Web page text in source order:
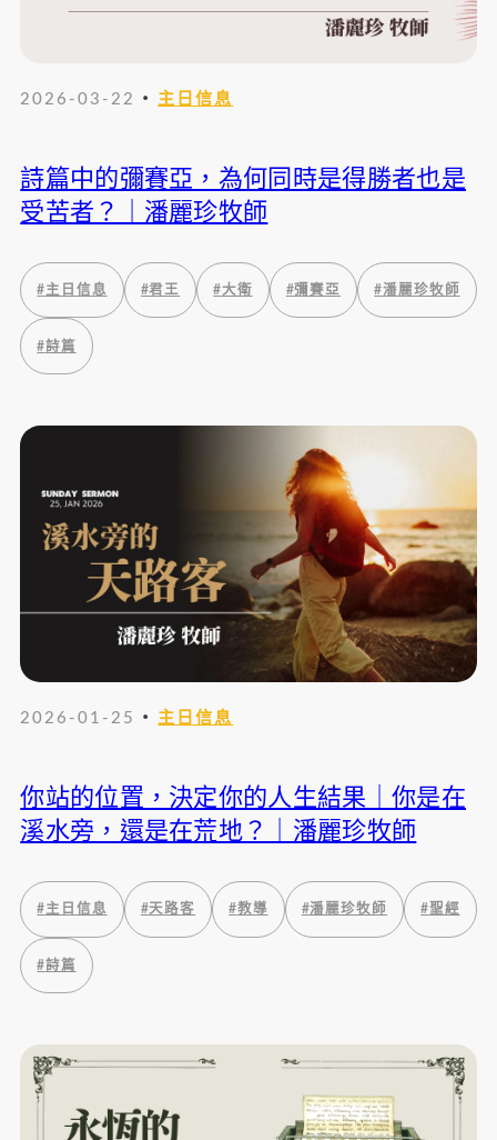
2026-03-22 ・ 主日信息
詩篇中的彌賽亞，為何同時是得勝者也是
受苦者？｜潘麗珍牧師
#主日信息 #君王 #大衛 #彌賽亞 #潘麗珍牧師
#詩篇
2026-01-25 ・ 主日信息
你站的位置，決定你的人生結果｜你是在
溪水旁，還是在荒地？｜潘麗珍牧師
#主日信息 #天路客 #教導 #潘麗珍牧師 #聖經
#詩篇